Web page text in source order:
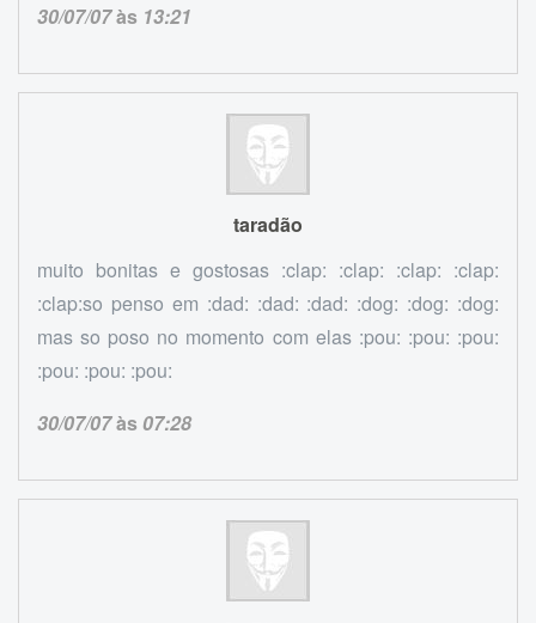
30/07/07às 13:21
taradão
muito bonitas e gostosas :clap: :clap: :clap: :clap:
:clap:so penso em :dad: :dad: :dad: :dog: :dog: :dog:
mas so poso no momento com elas :pou: :pou: :pou:
:pou: :pou: :pou:
30/07/07às07:28